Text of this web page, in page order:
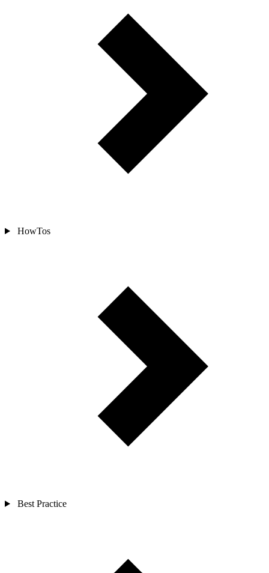
HowTos
Best Practice